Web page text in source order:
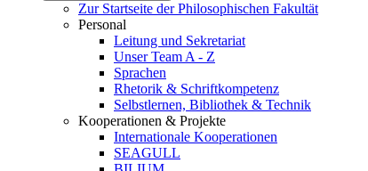
Zur Startseite der Philosophischen Fakultät
Personal
Leitung und Sekretariat
Unser Team A - Z
Sprachen
Rhetorik & Schriftkompetenz
Selbstlernen, Bibliothek & Technik
Kooperationen & Projekte
Internationale Kooperationen
SEAGULL